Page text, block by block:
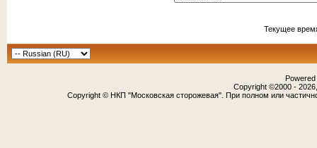
Текущее
Copyright ©2000 -
Copyright © НКП "Московская сторожевая". При полном или